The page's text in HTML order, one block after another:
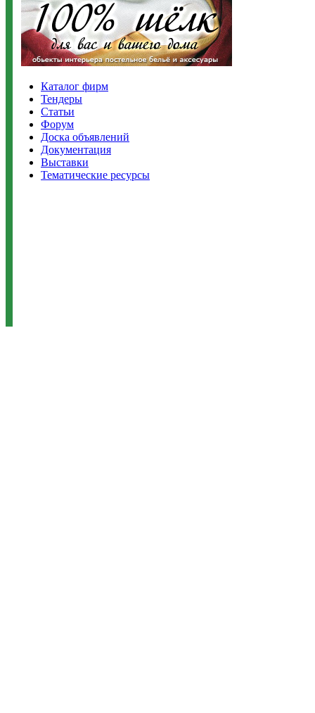
Каталог фирм
Тендеры
Статьи
Форум
Доска объявлений
Документация
Выставки
Тематические ресурсы